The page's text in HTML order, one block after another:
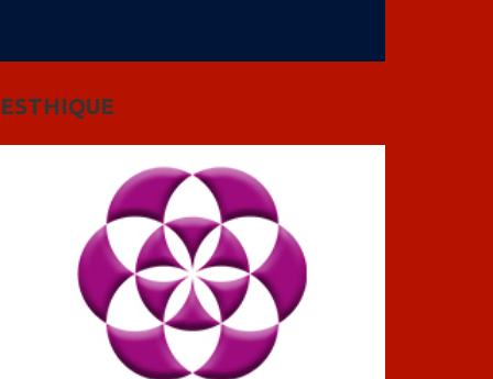
ESTHIQUE